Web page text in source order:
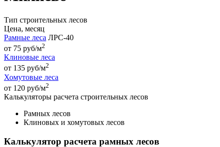
Тип строительных лесов
Цена, месяц
Рамные леса ЛРС-40
от 75 руб/м2
Клиновые леса
от 135 руб/м2
Хомутовые леса
от 120 руб/м2
Калькуляторы расчета строительных лесов
Рамных лесов
Клиновых и хомутовых лесов
Калькулятор расчета рамных лесов